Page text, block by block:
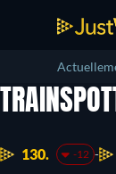
130. -12